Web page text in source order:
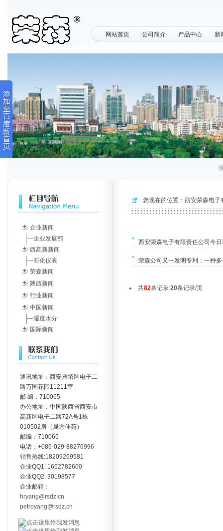
网站首页 公司简介 产品中心 新
企业新闻
企业发展部
西高新新闻
石化仪表
荣森新闻
陕西新闻
行业新闻
中国新闻
湿度水分
国际新闻
您现在的位置： 西安荣森电子
西安荣森电子有限责任公司今日
荣森公司又一发明专利：一种
共82条记录 20条记录/页
通讯地址：西安雁塔区电子二
路万国花园11211室
邮 编：710065
办公地址：中国陕西省西安市
高新区电子二路72A号1栋
010502房（晟方佳苑）
邮编：710065
电话：+086-029-88276996
销售热线:18209269581
企业QQ1: 1652782600
企业QQ2: 30198577
企业邮箱：
hryang@rsdz.cn
petroyang@rsdz.cn